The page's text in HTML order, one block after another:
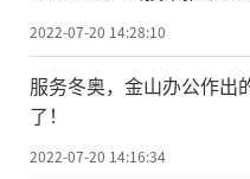
2022-07-20 14:28:10
服务冬奥，金山办公作出
了！
2022-07-20 14:16:34